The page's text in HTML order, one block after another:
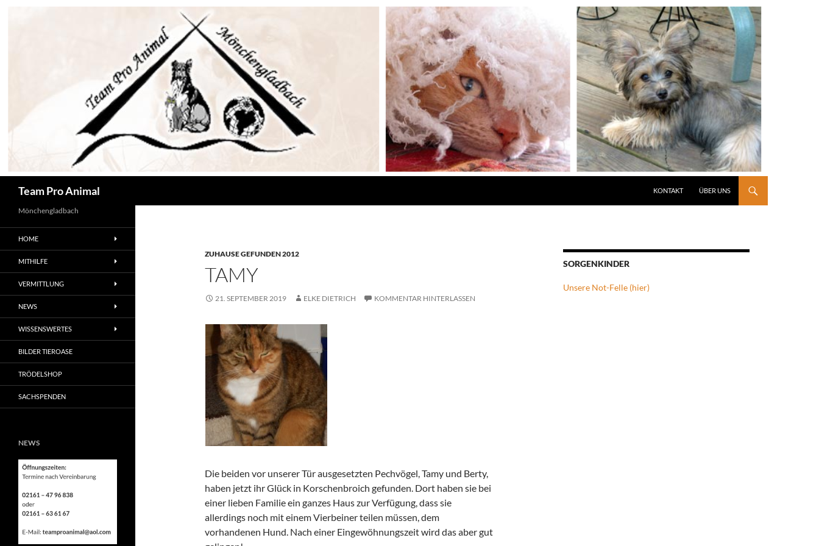
Team Pro Animal KONTAKT ÜBER UNS
ZUHAUSE GEFUNDEN 2012
TAMY
21. SEPTEMBER 2019 ELKE DIETRICH KOMMENTAR HINTERLASSEN
Die beiden vor unserer Tür ausgesetzten Pechvögel, Tamy und Berty,
haben jetzt ihr Glück in Korschenbroich gefunden. Dort haben sie bei
einer lieben Familie ein ganzes Haus zur Verfügung, dass sie
allerdings noch mit einem Vierbeiner teilen müssen, dem
vorhandenen Hund. Nach einer Eingewöhnungszeit wird das aber gut
SORGENKINDER
Unsere Not-Felle (hier)
Mönchengladbach
HOME
MITHILFE
VERMITTLUNG
NEWS
WISSENSWERTES
BILDER TIEROASE
TRÖDELSHOP
SACHSPENDEN
NEWS